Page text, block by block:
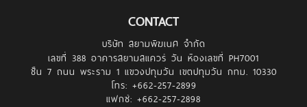
CONTACT
บริษัท สยามพิฆเนศ จำกัด
เลขที่ 388 อาคารสยามสแควร์ วัน ห้องเลขที่ PH7001
ชั้น 7 ถนน พระราม 1 แขวงปทุมวัน เขตปทุมวัน กทม. 10330
โทร: +662-257-2899
แฟกซ์: +662-257-2898